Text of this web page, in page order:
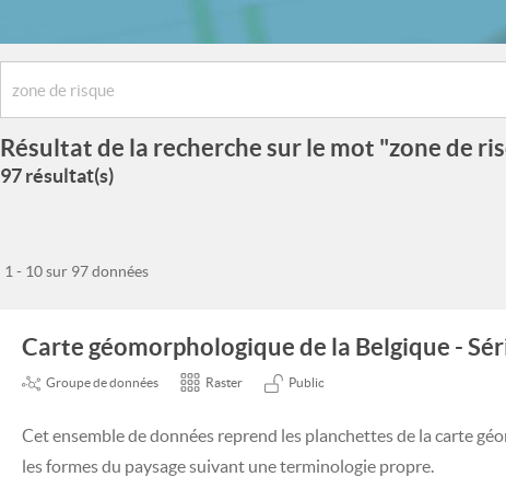
Résultat de la recherche sur le mot "zone de
97 résultat(s)
1 - 10 sur 97 données
Carte géomorphologique de la Belgique -
Groupe de données Raster Public
Cet ensemble de données reprend les planchettes de la carte
les formes du paysage suivant une terminologie propre.